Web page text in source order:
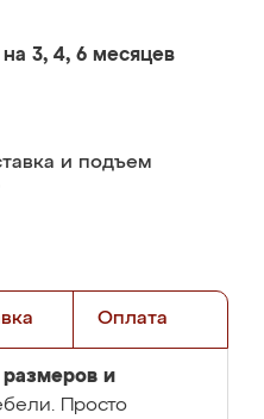
на 3, 4, 6 месяцев
и подъем
Оплата
размеров и
Просто